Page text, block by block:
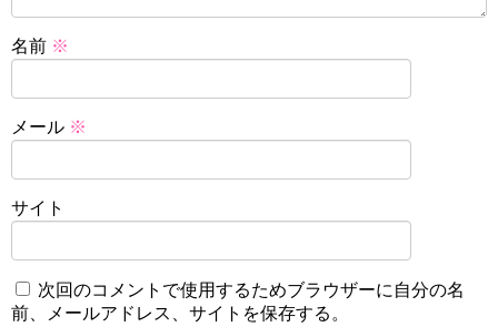
名前 ※
メール ※
サイト
次回のコメントで使用するためブラウザーに自分の名
前、メールアドレス、サイトを保存する。